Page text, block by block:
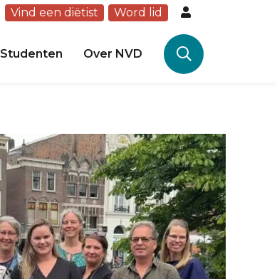
Vind een diëtist Word lid
Studenten Over NVD